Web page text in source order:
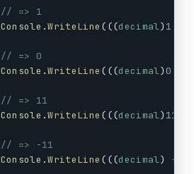
// => 1
Console .WriteLine (((decimal)
// => 0
Console .WriteLine (((decimal)
// => 11
Console .WriteLine (((decimal)
// => -11
Console .WriteLine (((decimal) -